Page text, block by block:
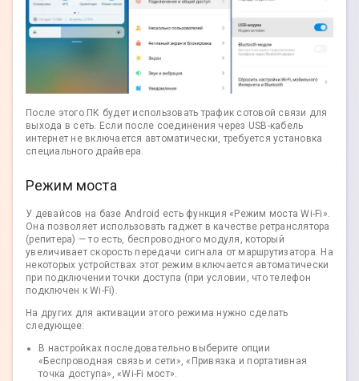
После этого ПК будет использовать трафик сотовой связи для
выхода в сеть. Если после соединения через USB-кабель
интернет не включается автоматически, требуется установка
специального драйвера.
Режим моста
У девайсов на базе Android есть функция «Режим моста Wi-Fi».
Она позволяет использовать гаджет в качестве ретранслятора
(репитера) — то есть, беспроводного модуля, который
увеличивает скорость передачи сигнала от маршрутизатора. На
некоторых устройствах этот режим включается автоматически
при подключении точки доступа (при условии, что телефон
подключен к Wi-Fi).
На других для активации этого режима нужно сделать
следующее:
В настройках последовательно выберите опции
«Беспроводная связь и сети», «Привязка и портативная
точка доступа», «Wi-Fi мост».